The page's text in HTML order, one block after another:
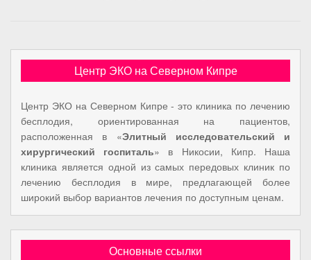
Центр ЭКО на Северном Кипре
Центр ЭКО на Северном Кипре - это клиника по лечению
бесплодия, ориентированная на пациентов,
расположенная в «Элитный исследовательский и
хирургический госпиталь» в Никосии, Кипр. Наша
клиника является одной из самых передовых клиник по
лечению бесплодия в мире, предлагающей более
широкий выбор вариантов лечения по доступным ценам.
Основные ссылки